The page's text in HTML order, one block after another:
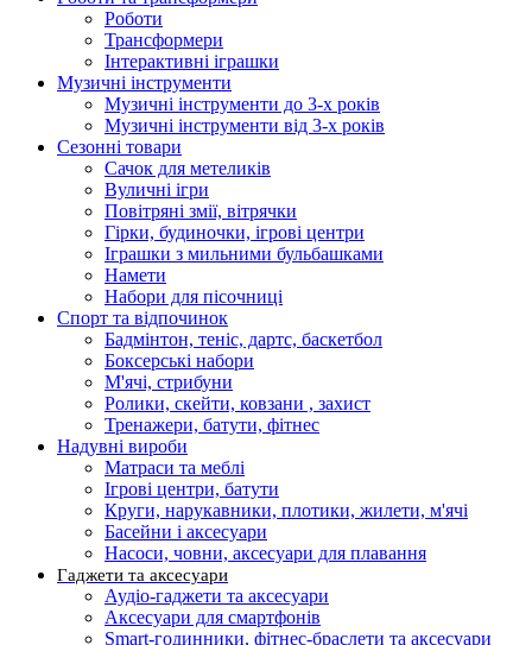
Роботи
Трансформери
Інтерактивні іграшки
Музичні інструменти
Музичні інструменти до 3-х років
Музичні інструменти від 3-х років
Сезонні товари
Сачок для метеликів
Вуличні ігри
Повітряні змії, вітрячки
Гірки, будиночки, ігрові центри
Іграшки з мильними бульбашками
Намети
Набори для пісочниці
Спорт та відпочинок
Бадмінтон, теніс, дартс, баскетбол
Боксерські набори
М'ячі, стрибуни
Ролики, скейти, ковзани , захист
Тренажери, батути, фітнес
Надувні вироби
Матраси та меблі
Ігрові центри, батути
Круги, нарукавники, плотики, жилети, м'ячі
Басейни і аксесуари
Насоси, човни, аксесуари для плавання
Гаджети та аксесуари
Аудіо-гаджети та аксесуари
Аксесуари для смартфонів
Smart-годинники, фітнес-браслети та аксесуари